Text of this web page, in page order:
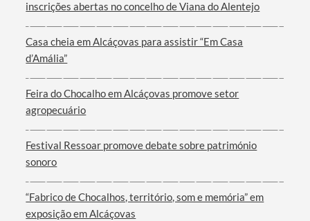
inscrições abertas no concelho de Viana do Alentejo
Casa cheia em Alcáçovas para assistir “Em Casa
d’Amália”
Feira do Chocalho em Alcáçovas promove setor
agropecuário
Festival Ressoar promove debate sobre património
sonoro
“Fabrico de Chocalhos, território, som e memória” em
exposição em Alcáçovas